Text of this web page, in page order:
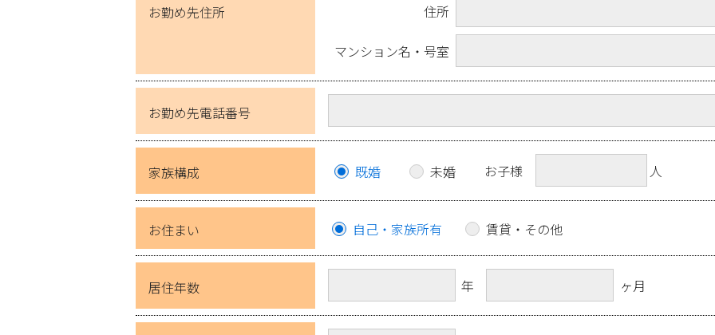
お勤め先住所 住所
マンション名・号室
お勤め先電話番号
家族構成 既婚 未婚 お子様 人
お住まい 自己・家族所有 賃貸・その他
居住年数 年 ヶ月